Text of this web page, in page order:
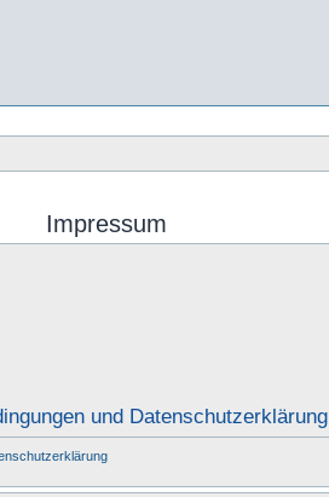
Impressum
und Datenschutzerklärung